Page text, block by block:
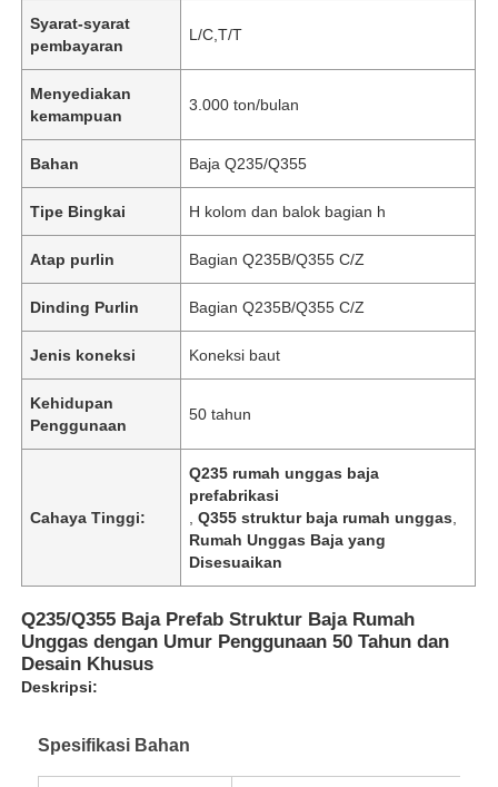
Syarat-syarat
pembayaran
L/C,T/T
Menyediakan
kemampuan
3.000 ton/bulan
Bahan Baja Q235/Q355
Tipe Bingkai H kolom dan balok bagian h
Atap purlin Bagian Q235B/Q355 C/Z
Dinding Purlin Bagian Q235B/Q355 C/Z
Jenis koneksi Koneksi baut
Kehidupan
Penggunaan
50 tahun
Cahaya Tinggi:
Q235 rumah unggas baja
prefabrikasi
,Q355 struktur baja rumah unggas
Rumah Unggas Baja yang
Disesuaikan
Q235/Q355 Baja Prefab Struktur Baja Rumah
Unggas dengan Umur Penggunaan 50 Tahun dan
Desain Khusus
Deskripsi:
Spesifikasi Bahan